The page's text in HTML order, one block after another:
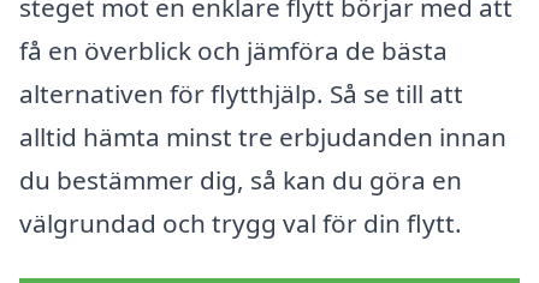
steget mot en enklare flytt börjar med att
få en överblick och jämföra de bästa
alternativen för flytthjälp. Så se till att
alltid hämta minst tre erbjudanden innan
du bestämmer dig, så kan du göra en
välgrundad och trygg val för din flytt.